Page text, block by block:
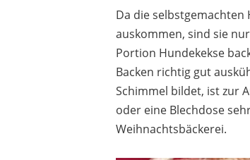
Da die
auskommen, sind sie
Portion Hundekekse
Backen richtig gut
Schimmel bildet, ist zur
oder eine Blechdose
Weihnachtsbäckerei.